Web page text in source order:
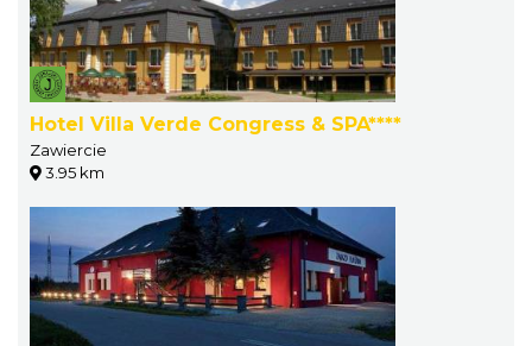
Hotel Villa Verde Congress & SPA****
Zawiercie
3.95 km